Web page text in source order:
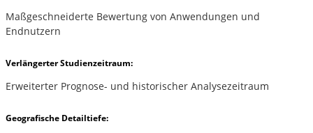
Maßgeschneiderte Bewertung von Anwendungen und
Endnutzern
Verlängerter Studienzeitraum:
Erweiterter Prognose- und historischer Analysezeitraum
Geografische Detailtiefe: